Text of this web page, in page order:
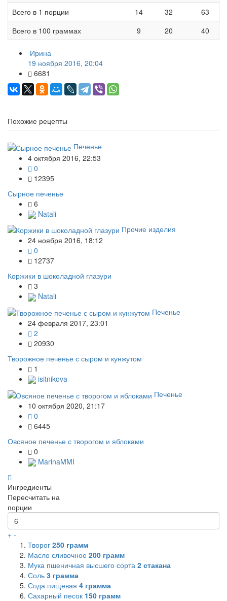
Всего в 1 порции
14 32
63
Всего в 100 граммах
9 20 40
Ирина
19 ноября 2016, 20:04
6681
Похожие рецепты
Печенье
4 октября 2016, 22:53
0
12395
Сырное печенье
6
Natali
Прочие изделия
24 ноября 2016, 18:12
0
12737
Коржики в шоколадной глазури
3
Natali
Печенье
24 февраля 2017, 23:01
2
20930
Творожное печенье с сыром и кунжутом
1
isitnikova
Печенье
10 октября 2020, 21:17
0
6445
Овсяное печенье с творогом и яблоками
0
MarinaMMI
Ингредиенты
Пересчитать на
порции
+ -
Творог 250 грамм
Масло сливочное 200 грамм
Мука пшеничная высшего сорта 2 стакана
Соль 3 грамма
Сода пищевая 4 грамма
Сахарный песок 150 грамм